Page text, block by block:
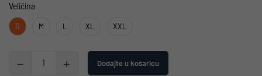
Veličina
S M L XL XXL
Dodajte u košaricu